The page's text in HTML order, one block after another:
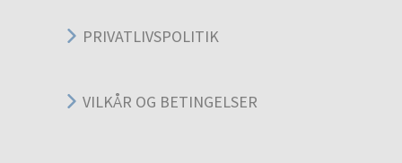
PRIVATLIVSPOLITIK
VILKÅR OG BETINGELSER